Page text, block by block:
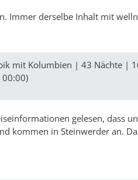
Immer derselbe Inhalt mit
mit Kolumbien | 43 Nächte |
gelesen, dass
kommen in Steinwerder an.